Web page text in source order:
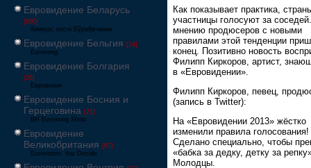
Евровидение Беларусь
[600]
Конкурс песні Еўрабачанне
Евровидение Бельгия [24]
Eurosong
Евровидение Болгария
[26]
Евровизия
Евровидение Босния и
Герцеговина [21]
BH Eurosong Show
Евровидение
Великобритания [67]
Eurovision: You Decide
Как показывает практика,
участницы голосуют за
мнению продюсеров с новыми
правилами этой тенденции
конец. Позитивно новость
Филипп Киркоров, артист,
в «Евровидении».
Филипп Киркоров, певец,
(запись в Twitter):
На «Евровидении 2013» жёстко
изменили правила голосования!
Сделано специально, чтобы
«бабка за дедку, детку за
Молодцы.